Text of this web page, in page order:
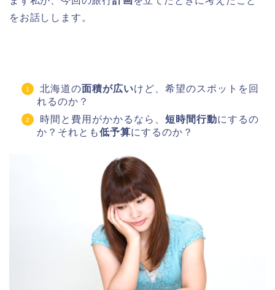
をお話しします。
北海道の面積が広いけど、希望のスポットを回
れるのか？
時間と費用がかかるなら、 短時間行動にするの
か？それとも低予算にするのか？